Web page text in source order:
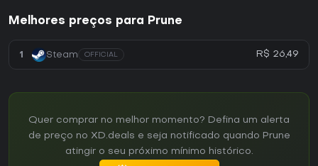
Melhores preços para Prune
1 Steam OFFICIAL R$ 26,49
Quer comprar no melhor momento? Defina um alerta
de preço no XD.deals e seja notificado quando Prune
atingir o seu próximo mínimo histórico.